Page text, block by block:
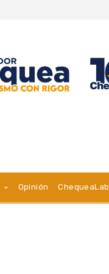
Opinión ChequeaLab